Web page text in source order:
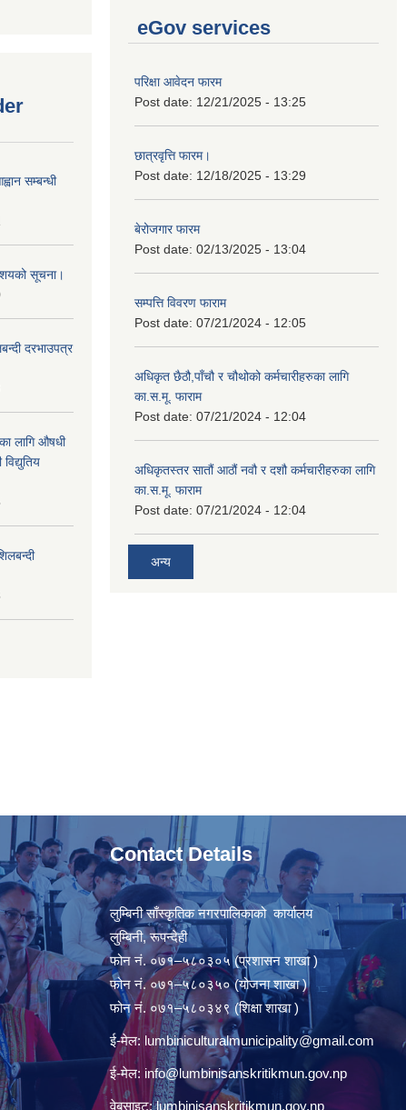
सम्बन्धी
सूचना।
दरभाउपत्र
लागि औषधी
eGov services
परिक्षा आवेदन फारम
Post date: 12/21/2025 - 13:25
छात्रवृत्ति फारम।
Post date: 12/18/2025 - 13:29
बेरोजगार फारम
Post date: 02/13/2025 - 13:04
सम्पत्ति विवरण फाराम
Post date: 07/21/2024 - 12:05
अधिकृत छैठौ,पाँचौ र चौथोको कर्मचारीहरुका लागि
का.स.मू. फाराम
Post date: 07/21/2024 - 12:04
अधिकृतस्तर सातौं आठौं नवौ र दशौ कर्मचारीहरुका लागि
का.स.मू. फाराम
Post date: 07/21/2024 - 12:04
अन्य
Contact Details
लुम्बिनी साँस्कृतिक नगरपालिकाको कार्यालय
लुम्बिनी, रूपन्देही
फोन नं. ०७१–५८०३०५ (प्रशासन शाखा )
फोन नं. ०७१–५८०३५० (योजना शाखा )
फोन नं. ०७१–५८०३४९ (शिक्षा शाखा )
ई-मेल: lumbiniculturalmunicipality@gmail.com
ई-मेल: info@lumbinisanskritikmun.gov.np
वेबसाइट: lumbinisanskritikmun.gov.np